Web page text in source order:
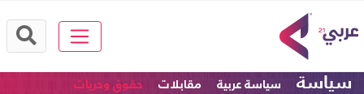
سياسة سياسة عربية مقابلات
حقوق وحريات